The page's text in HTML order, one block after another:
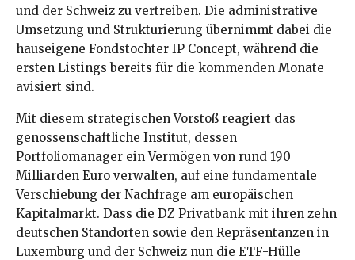
und der Schweiz zu vertreiben. Die administrative
Umsetzung und Strukturierung übernimmt dabei die
hauseigene Fondstochter IP Concept, während die
ersten Listings bereits für die kommenden Monate
avisiert sind.
Mit diesem strategischen Vorstoß reagiert das
genossenschaftliche Institut, dessen
Portfoliomanager ein Vermögen von rund 190
Milliarden Euro verwalten, auf eine fundamentale
Verschiebung der Nachfrage am europäischen
Kapitalmarkt. Dass die DZ Privatbank mit ihren zehn
deutschen Standorten sowie den Repräsentanzen in
Luxemburg und der Schweiz nun die ETF-Hülle